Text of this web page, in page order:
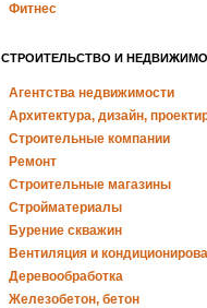
Фитнес
СТРОИТЕЛЬСТВО И
Агентства недвижимости
Архитектура, дизайн,
Строительные компании
Ремонт
Строительные магазины
Стройматериалы
Бурение скважин
Вентиляция и
Деревообработка
Железобетон, бетон